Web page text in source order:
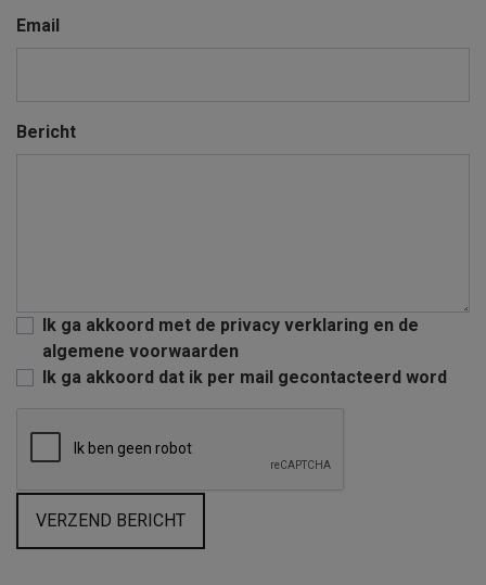
Email
Bericht
Ik ga akkoord met de privacy verklaring en de
algemene voorwaarden
Ik ga akkoord dat ik per mail gecontacteerd word
VERZEND BERICHT